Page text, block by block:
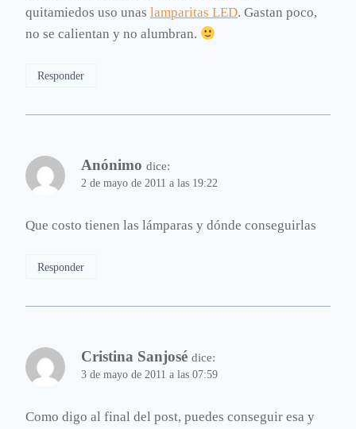
quitamiedos uso unas lamparitas LED. Gastan poco,
no se calientan y no alumbran.
Responder
Anónimo dice:
2 de mayo de 2011 a las 19:22
Que costo tienen las lámparas y dónde conseguirlas
Responder
Cristina Sanjosé dice:
3 de mayo de 2011 a las 07:59
Como digo al final del post, puedes conseguir esa y